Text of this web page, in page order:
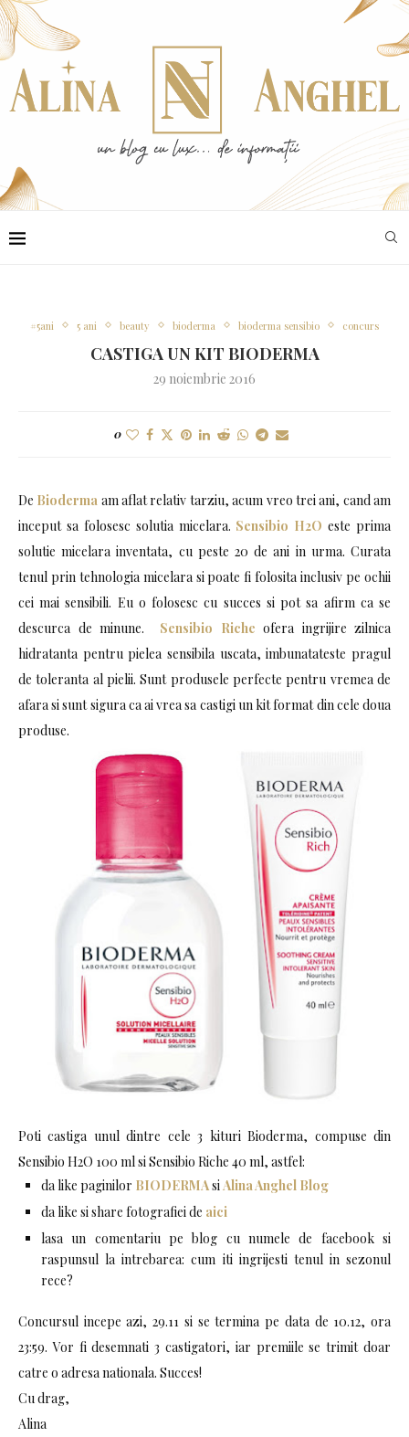
#5ani 5 ani beauty bioderma bioderma sensibio concurs
CASTIGA UN KIT BIODERMA
29 noiembrie 2016
0
De Bioderma am aflat relativ tarziu, acum vreo trei ani, cand am
inceput sa folosesc solutia micelara. Sensibio H2O este prima
solutie micelara inventata, cu peste 20 de ani in urma. Curata
tenul prin tehnologia micelara si poate fi folosita inclusiv pe ochii
cei mai sensibili. Eu o folosesc cu succes si pot sa afirm ca se
descurca de minune. Sensibio Riche ofera ingrijire zilnica
hidratanta pentru pielea sensibila uscata, imbunatateste pragul
de toleranta al pielii. Sunt produsele perfecte pentru vremea de
afara si sunt sigura ca ai vrea sa castigi un kit format din cele doua
produse.
Poti castiga unul dintre cele 3 kituri Bioderma, compuse din
Sensibio H2O 100 ml si Sensibio Riche 40 ml, astfel:
da like paginilor BIODERMAsiAlina Anghel Blog
da like si share fotografiei de aici
lasa un comentariu pe blog cu numele de facebook si
raspunsul la intrebarea: cum iti ingrijesti tenul in sezonul
rece?
Concursul incepe azi, 29.11 si se termina pe data de 10.12, ora
23:59. Vor fi desemnati 3 castigatori, iar premiile se trimit doar
catre o adresa nationala. Succes!
Cu drag,
Alina